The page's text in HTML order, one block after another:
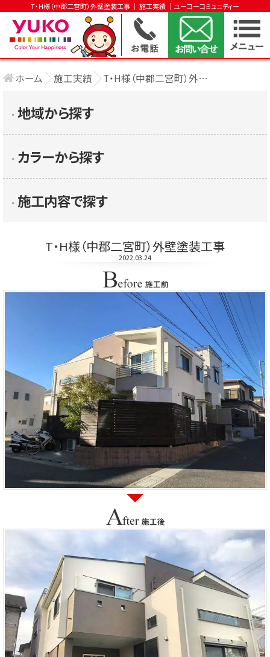
T・H様（中郡二宮町）外壁塗装工事 │ 施工実績 │ユーコーコミュニティー
ホーム 施工実績 T・H様（中郡二宮町）外壁塗装工事
▶︎ 施工内容で探す
▶︎ カラーから探す
▶︎ 地域から探す
T・H様（中郡二宮町）外壁塗装工事
2022.03.24